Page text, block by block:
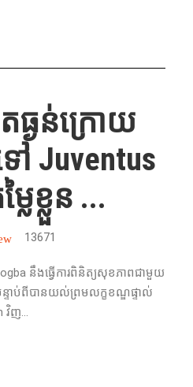
ធ្ងន់ក្រោយ
ទៅ Juventus
ៃខ្លួន ...
13671
នឹង​ធ្វើ​ការ​ពិនិត្យ​សុខភាព​ជាមួយ​
ទាប់​ពី​បាន​យល់​ព្រម​​លក្ខខណ្ឌ​ផ្ទាល់​
វិញ...